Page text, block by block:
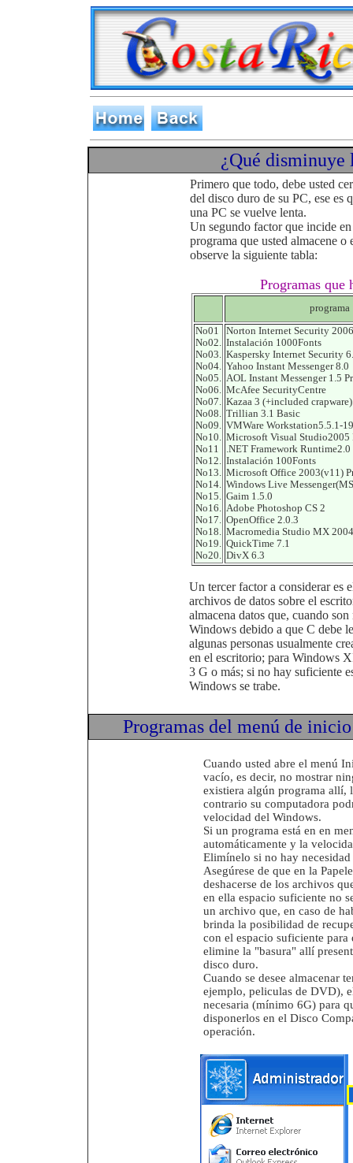
¿Qué
Primero que todo, debe usted
del disco duro de su PC, ese es
una PC se vuelve lenta.
Un segundo factor que incide
programa que usted almacene
observe la siguiente tabla:
Programas que
programa
No01
No02.
No03.
No04.
No05.
No06.
No07.
No08.
No09.
No10.
No11
No12.
No13.
No14.
No15.
No16.
No17.
No18.
No19.
No20.
Norton Internet Security 2006
Instalación 1000Fonts
Kaspersky Internet Security
Yahoo Instant Messenger 8.0
AOL Instant Messenger 1.5
McAfee SecurityCentre
Kazaa 3 (+included crapware)
Trillian 3.1 Basic
VMWare Workstation5.5.1-19
Microsoft Visual Studio2005
.NET Framework Runtime2.0
Instalación 100Fonts
Microsoft Office 2003(v11)
Windows Live
Gaim 1.5.0
Adobe Photoshop CS 2
OpenOffice 2.0.3
Macromedia Studio MX 2004
QuickTime 7.1
DivX 6.3
Un tercer factor a considerar es
archivos de datos sobre el
almacena datos que, cuando
Windows debido a que C debe
algunas personas usualmente
en el escritorio; para Windows
3 G o más; si no hay suficiente
Windows se trabe.
Programas del menú de
Cuando usted abre el menú
vacío, es decir, no mostrar
existiera algún programa allí,
contrario su computadora
velocidad del Windows.
Si un programa está en en
automáticamente y la
Elimínelo si no hay
Asegúrese de que en la
deshacerse de los archivos
en ella espacio suficiente no
un archivo que, en caso de
brinda la posibilidad de
con el espacio suficiente para
elimine la "basura" allí
disco duro.
Cuando se desee almacenar
ejemplo, peliculas de DVD),
necesaria (mínimo 6G) para
disponerlos en el Disco
operación.